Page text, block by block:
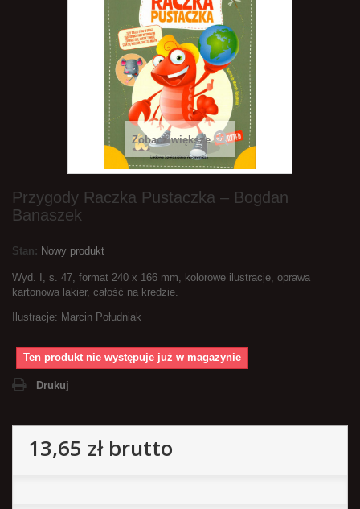
Zobacz większe
Przygody Raczka Pustaczka – Bogdan
Banaszek
Stan: Nowy produkt
Wyd. I, s. 47, format 240 x 166 mm, kolorowe ilustracje, oprawa
kartonowa lakier, całość na kredzie.
Ilustracje: Marcin Południak
Ten produkt nie występuje już w magazynie
Drukuj
13,65 złbrutto